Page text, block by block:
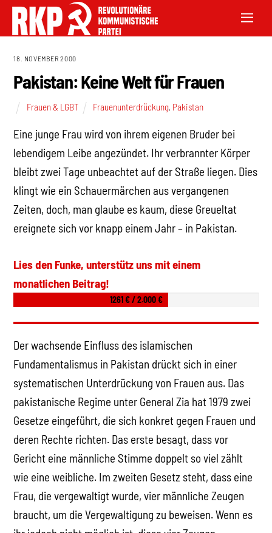
18. NOVEMBER 2000
Pakistan: Keine Welt für Frauen
Frauen & LGBT Frauenunterdrückung, Pakistan
Eine junge Frau wird von ihrem eigenen Bruder bei
lebendigem Leibe angezündet. Ihr verbrannter Körper
bleibt zwei Tage unbeachtet auf der Straße liegen. Dies
klingt wie ein Schauermärchen aus vergangenen
Zeiten, doch, man glaube es kaum, diese Greueltat
ereignete sich vor knapp einem Jahr – in Pakistan.
Lies den Funke, unterstütz uns mit einem
monatlichen Beitrag!
1261 € / 2.000 €
Der wachsende Einfluss des islamischen
Fundamentalismus in Pakistan drückt sich in einer
systematischen Unterdrückung von Frauen aus. Das
pakistanische Regime unter General Zia hat 1979 zwei
Gesetze eingeführt, die sich konkret gegen Frauen und
deren Rechte richten. Das erste besagt, dass vor
Gericht eine männliche Stimme doppelt so viel zählt
wie eine weibliche. Im zweiten Gesetz steht, dass eine
Frau, die vergewaltigt wurde, vier männliche Zeugen
braucht, um die Vergewaltigung zu beweisen. Wenn es